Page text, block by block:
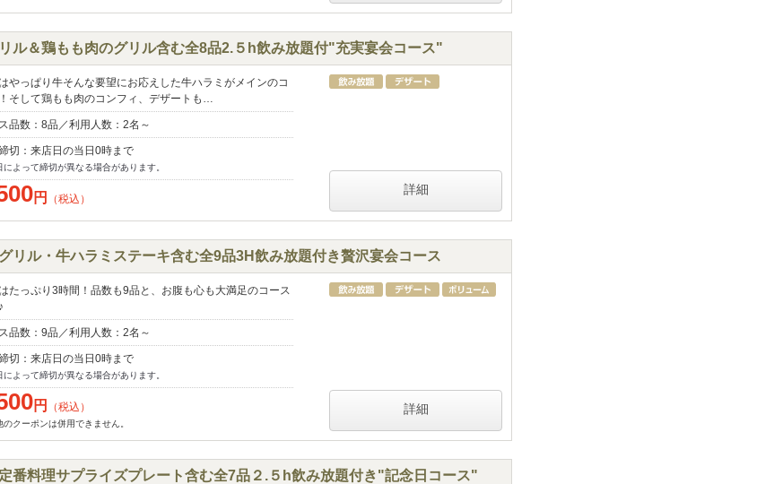
ル＆鶏もも肉のグリル含む全8品2.５h飲み放題付"充実宴会コース"
やっぱり牛そんな要望にお応えした牛ハラミがメインのコ
そして鶏もも肉のコンフィ、デザートも…
品数：8品／利用人数：2名～
切：来店日の当日0時まで
よって締切が異なる場合があります。
円 （税込）
詳細
リル・牛ハラミステーキ含む全9品3H飲み放題付き贅沢宴会コース
たっぷり3時間！品数も9品と、お腹も心も大満足のコース
品数：9品／利用人数：2名～
切：来店日の当日0時まで
よって締切が異なる場合があります。
円 （税込）
のクーポンは併用できません。
詳細
番料理サプライズプレート含む全7品２.５h飲み放題付き"記念日コース"